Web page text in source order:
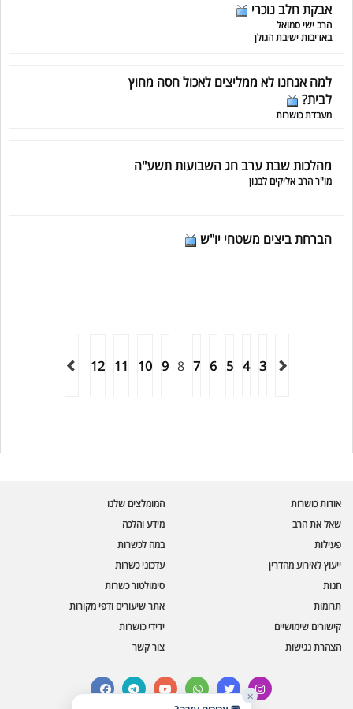
אבקת חלב נוכרי
הרב ישי סמואל
באדיבות ישיבת הגולן
למה אנחנו לא ממליצים לאכול חסה מחוץ
לבית?
מעבדת כושרות
מהלכות שבת ערב חג השבועות תשע"ה
מו"ר הרב אליקים לבנון
הברחת ביצים משטחי יו"ש
3
4
5
6
7
8
9
10
11
12
אודות כושרות
שאל את הרב
פעילות
ייעוץ לאירוע מהדרין
המומלצים שלנו
מידע והלכה
במה לכשרות
עדכוני כשרות
חנות
תרומות
קישורים שימושיים
הצהרת נגישות
סימולטור כשרות
אתר שיעורים ודפי מקורות
ידידי כושרות
צור קשר
facebooktelegramyoutubewhatsapptwitter
instagram
🪲 בדיקת חרקים
מספר כושרות ומאמרי האתר
🔀 תערובות כלים ומאכלים
✕